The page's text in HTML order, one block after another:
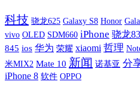
科技 骁龙625 Galaxy S8 Honor
vivo OLED SDM660 iPhone 骁龙
845 ios 华为 荣耀 xiaomi 哲理
米MIX2 Mate 10 新闻 诺基亚 分
iPhone 8 软件 OPPO